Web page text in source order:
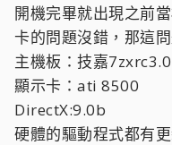
開機完畢就出現之前
卡的問題沒錯，那這
主機板：技嘉7zxrc3.0
顯示卡：ati 8500
DirectX:9.0b
硬體的驅動程式都有